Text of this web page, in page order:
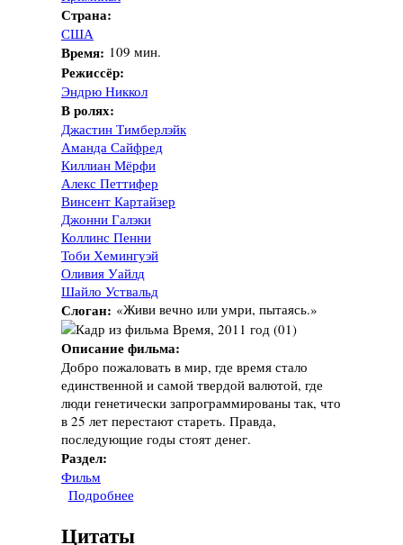
Страна:
США
Время: 109 мин.
Режиссёр:
Эндрю Никкол
В ролях:
Джастин Тимберлэйк
Аманда Сайфред
Киллиан Мёрфи
Алекс Петтифер
Винсент Картайзер
Джонни Галэки
Коллинс Пенни
Тоби Хемингуэй
Оливия Уайлд
Шайло Уствальд
Слоган: «Живи вечно или умри, пытаясь.»
Описание фильма:
Добро пожаловать в мир, где время стало
единственной и самой твердой валютой, где
люди генетически запрограммированы так, что
в 25 лет перестают стареть. Правда,
последующие годы стоят денег.
Раздел:
Фильм
Подробнее
Цитаты